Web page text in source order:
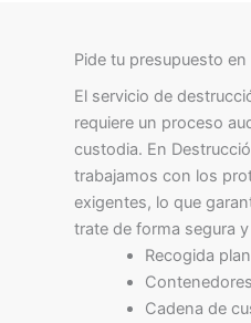
Pide tu presupuesto en
El servicio de
requiere un proceso
custodia. En
trabajamos con los
exigentes, lo que
trate de forma segura
Recogida
Cadena de